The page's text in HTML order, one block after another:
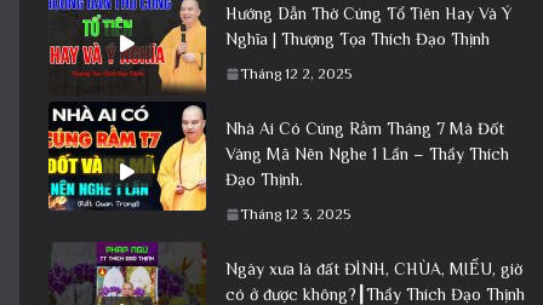
Hướng Dẫn Thờ Cúng Tổ Tiên Hay Và Ý
Nghĩa | Thượng Tọa Thích Đạo Thịnh
Tháng 12 2, 2025
Nhà Ai Có Cúng Rằm Tháng 7 Mà Đốt
Vàng Mã Nên Nghe 1 Lần – Thầy Thích
Đạo Thịnh.
Tháng 12 3, 2025
Ngày xưa là đất ĐÌNH, CHÙA, MIẾU, giờ
có ở được không?┃Thầy Thích Đạo Thịnh